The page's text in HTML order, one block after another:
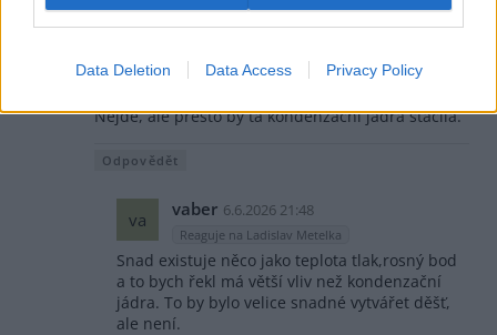
Data Deletion Data Access Privacy Policy
Odpovědět
LM Ladislav Metelka 6.6.2026 18:17
Nejde, ale přesto by ta kondenzační jádra stačila.
Odpovědět
va vaber 6.6.2026 21:48
Reaguje na Ladislav Metelka
Snad existuje něco jako teplota tlak,rosný bod
a to bych řekl má větší vliv než kondenzační
jádra. To by bylo velice snadné vytvářet děšť,
ale není.